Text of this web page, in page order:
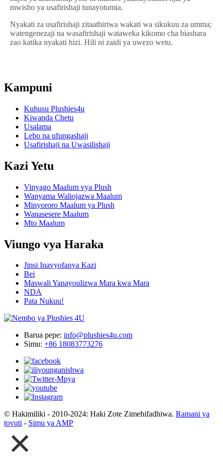
mwisho ya usafirishaji tunayotumia.
Nyakati za usafirishaji zitaathiriwa wakati wa sikukuu za umma;
watengenezaji na wasafirishaji wataweka kikomo cha biashara
zao katika nyakati hizi. Hili ni zaidi ya uwezo wetu.
Kampuni
Kuhusu Plushies4u
Kiwanda Chetu
Usalama
Lebo na ufungashaji
Usafirishaji na Uwasilishaji
Kazi Yetu
Vinyago Maalum vya Plush
Wanyama Waliojazwa Maalum
Minyororo Maalum ya Plush
Wanasesere Maalum
Mto Maalum
Viungo vya Haraka
Jinsi Inavyofanya Kazi
Bei
Maswali Yanayoulizwa Mara kwa Mara
NDA
Pata Nukuu!
Barua pepe: info@plushies4u.com
Simu: +86 18083773276
© Hakimiliki - 2010-2024: Haki Zote Zimehifadhiwa. Ramani ya
tovuti - Simu ya AMP